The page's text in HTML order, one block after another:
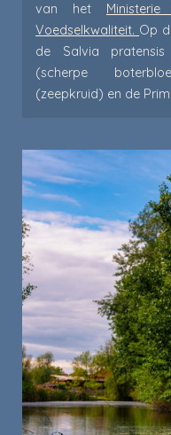
van het
Voedselkwaliteit. Op
de Salvia pratensis
(scherpe
(zeepkruid) en de